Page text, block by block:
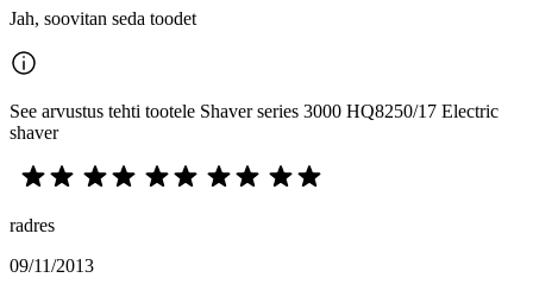
Jah, soovitan seda toodet
See arvustus tehti tootele Shaver series 3000 HQ8250/17 Electric
shaver
radres
09/11/2013